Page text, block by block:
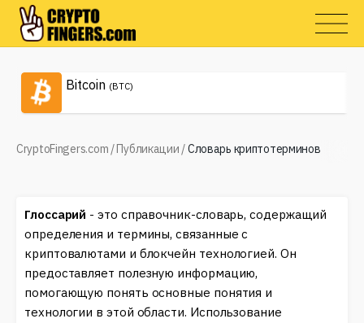
Bitcoin (BTC)
CryptoFingers.com /Публикации /Словарь криптотерминов
Глоссарий - это справочник-cловарь, содержащий
определения и термины, связанные с
криптовалютами и блокчейн технологией. Он
предоставляет полезную информацию,
помогающую понять основные понятия и
технологии в этой области. Использование